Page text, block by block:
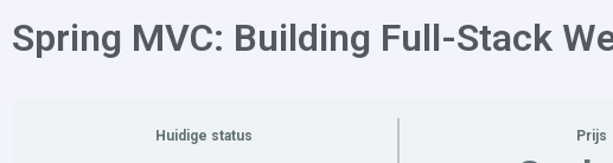
Spring MVC: Building Full-Stack
Huidige status Prijs